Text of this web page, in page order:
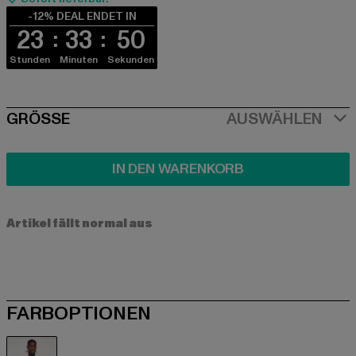
-12% DEAL ENDET IN
23
Stunden
33
Minuten
49
Sekunden
SIZE
GRÖSSE AUSWÄHLEN
IN DEN WARENKORB
Artikel fällt normal aus
FARBOPTIONEN